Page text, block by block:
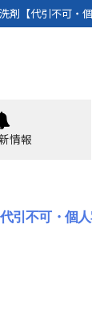
剤【代引不可・
情報
引不可・個